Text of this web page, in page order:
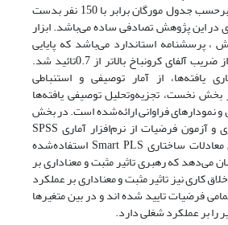
دادند که تعداد آن ها برحسب جدول مورگان برابر با 150 نفر بدست
در این پژوهش ,تصادفی ساده می‌باشد. ابزار
، پرسشنامه استاندارد می‌باشد که پایایی
پرسشنامه با استفاده از ضریب آلفای کرونباخ بالاتر از 0.7تائید شد.
یافته‌ها، از آمار توصیفی و استنباطی
نخست، تجزیه‌وتحلیل توصیفی یافته‌ها
نمودارهای فراوانی ارائه‌شده است. در بخش
دوم برای استنباط آماری و آزمون فرضیات از نرم‌افزار آماری SPSS
نسخه 24 و مدل‌سازی معادلات ساختاری Smart PLS استفاده‌شده
می‌دهد که رهبری تاثیر مثبت و معناداری بر
کاری نیز تاثیر مثبت و معناداری بر عملکرد
فرضیات تایید شده اند و در بین متغیرها
را بر عملکرد شغلی دارد.